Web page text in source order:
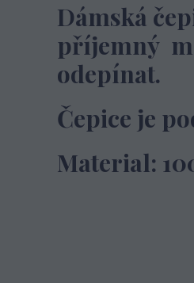
Dámská
příjemný
odepínat.
Čepice je
Material: